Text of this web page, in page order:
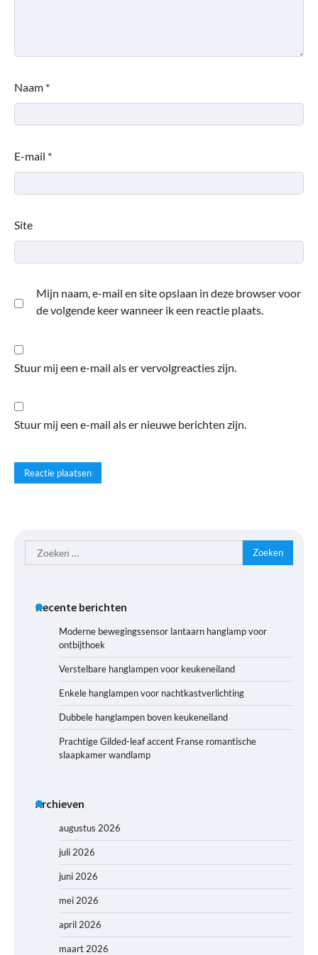
Naam *
E-mail *
Site
Mijn naam, e-mail en site opslaan in deze browser voor
de volgende keer wanneer ik een reactie plaats.
Stuur mij een e-mail als er vervolgreacties zijn.
Stuur mij een e-mail als er nieuwe berichten zijn.
Zoeken
naar:
Recente berichten
Moderne bewegingssensor lantaarn hanglamp voor
ontbijthoek
Verstelbare hanglampen voor keukeneiland
Enkele hanglampen voor nachtkastverlichting
Dubbele hanglampen boven keukeneiland
Prachtige Gilded-leaf accent Franse romantische
slaapkamer wandlamp
Archieven
augustus 2026
juli 2026
juni 2026
mei 2026
april 2026
maart 2026